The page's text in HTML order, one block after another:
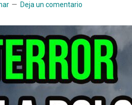
Deja un comentario